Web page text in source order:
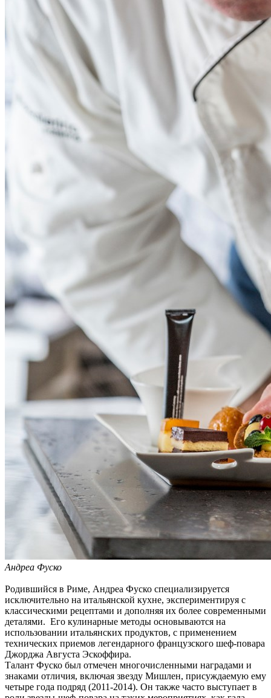
Андреа Фуско
Родившийся в Риме, Андреа Фуско специализируется
исключительно на итальянской кухне, экспериментируя с
классическими рецептами и дополняя их более современными
деталями. Его кулинарные методы основываются на
использовании итальянских продуктов, с применением
технических приемов легендарного французского шеф-повара
Джорджа Августа Эскоффира.
Талант Фуско был отмечен многочисленными наградами и
знаками отличия, включая звезду Мишлен, присуждаемую ему
четыре года подряд (2011-2014). Он также часто выступает в